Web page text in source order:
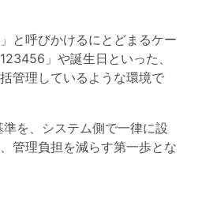
と呼びかけるにとどまるケー
」や誕生日といった、
管理しているような環境で
を、システム側で一律に設
管理負担を減らす第一歩とな